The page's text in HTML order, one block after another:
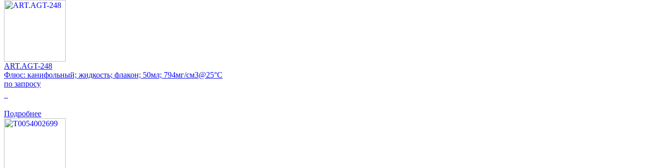
ART.AGT-248
Флюс: канифольный; жидкость; флакон; 50мл; 794мг/см3@25°C
по запросу
Подробнее